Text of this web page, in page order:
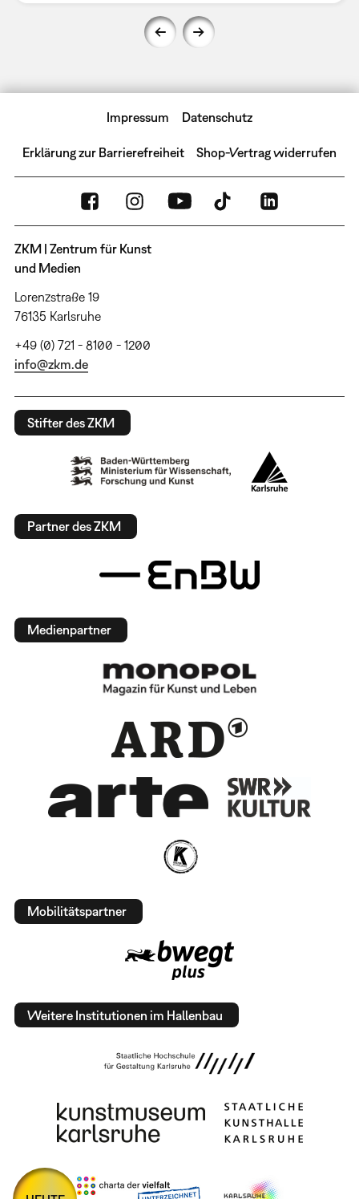
Impressum Datenschutz
Erklärung zur Barrierefreiheit Shop-Vertrag widerrufen
ZKM | Zentrum für Kunst
und Medien
Lorenzstraße 19
76135 Karlsruhe
+49 (0) 721 - 8100 - 1200
info@zkm.de
Stifter des ZKM
Partner des ZKM
Medienpartner
Mobilitätspartner
Weitere Institutionen im Hallenbau